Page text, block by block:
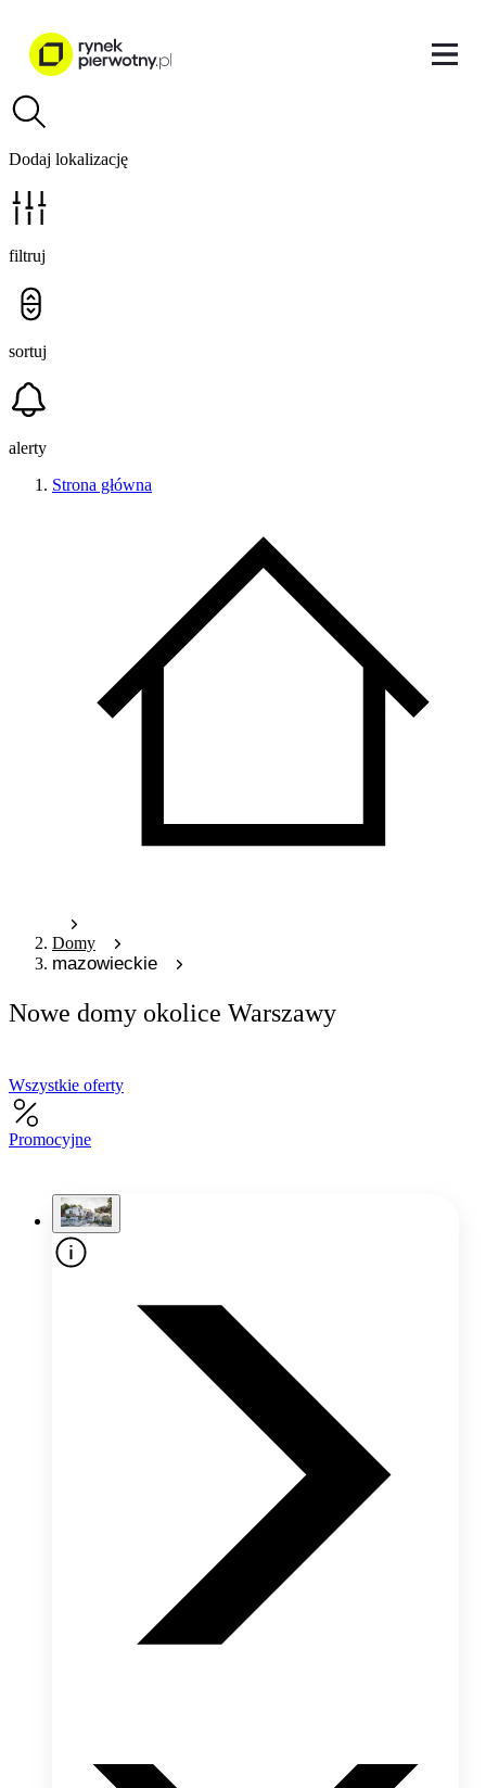
Dodaj lokalizację
filtruj
sortuj
alerty
Strona główna
Domy
mazowieckie
Nowe domy okolice Warszawy
Wszystkie oferty
Promocyjne